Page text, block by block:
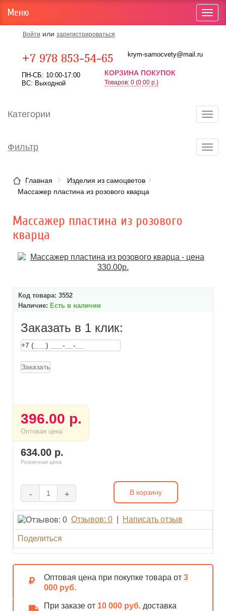
Войти или зарегистрироваться
+7 978 853-54-65 krym-samocvety@mail.ru
ПН-СБ: 10:00-17:00
ВС: Выходной
КОРЗИНА ПОКУПОК
Товаров: 0 (0.00 р.)
Меню
Категории
Фильтр
Главная
Изделия из самоцветов
Массажер пластина из розового кварца
Массажер пластина из розового
кварца
Код товара: 3552
Наличие: Есть в наличии
Заказать в 1 клик:
Заказать
396.00 р.
Оптовая цена
634.00 р.
Розничная цена
- + В корзину
Отзывов: 0 Написать отзыв
Поделиться
Оптовая цена при покупке товара от 3
000 руб.
При заказе от 10 000 руб. доставка